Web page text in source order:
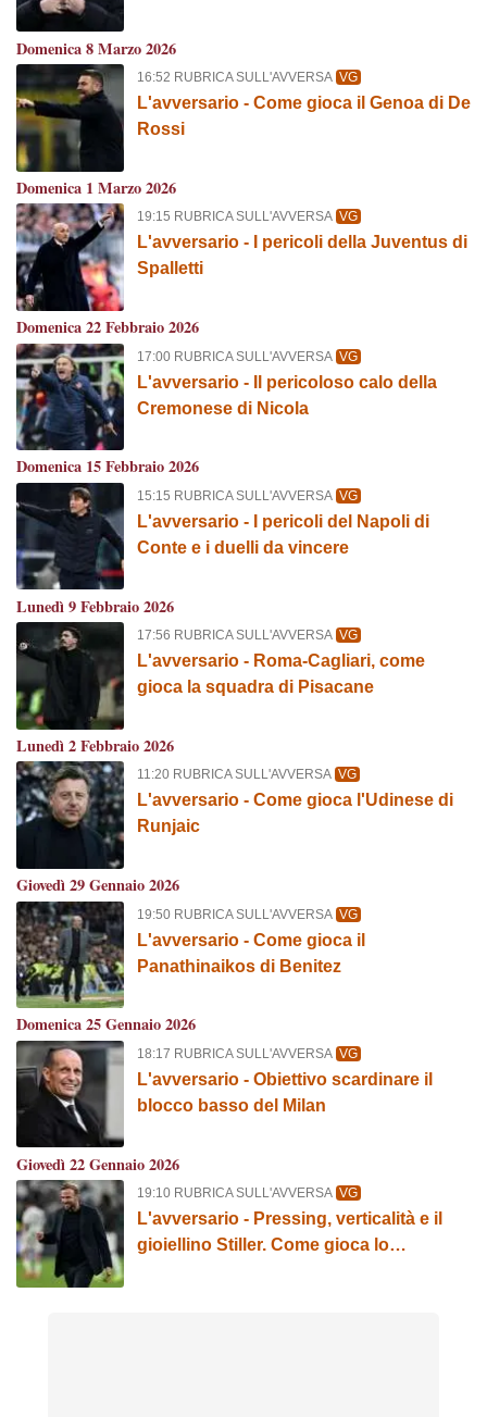
Domenica 8 Marzo 2026
16:52 RUBRICA SULL'AVVERSA VG
L'avversario - Come gioca il Genoa di De
Rossi
Domenica 1 Marzo 2026
19:15 RUBRICA SULL'AVVERSA VG
L'avversario - I pericoli della Juventus di
Spalletti
Domenica 22 Febbraio 2026
17:00 RUBRICA SULL'AVVERSA VG
L'avversario - Il pericoloso calo della
Cremonese di Nicola
Domenica 15 Febbraio 2026
15:15 RUBRICA SULL'AVVERSA VG
L'avversario - I pericoli del Napoli di
Conte e i duelli da vincere
Lunedì 9 Febbraio 2026
17:56 RUBRICA SULL'AVVERSA VG
L'avversario - Roma-Cagliari, come
gioca la squadra di Pisacane
Lunedì 2 Febbraio 2026
11:20 RUBRICA SULL'AVVERSA VG
L'avversario - Come gioca l'Udinese di
Runjaic
Giovedì 29 Gennaio 2026
19:50 RUBRICA SULL'AVVERSA VG
L'avversario - Come gioca il
Panathinaikos di Benitez
Domenica 25 Gennaio 2026
18:17 RUBRICA SULL'AVVERSA VG
L'avversario - Obiettivo scardinare il
blocco basso del Milan
Giovedì 22 Gennaio 2026
19:10 RUBRICA SULL'AVVERSA VG
L'avversario - Pressing, verticalità e il
gioiellino Stiller. Come gioca lo